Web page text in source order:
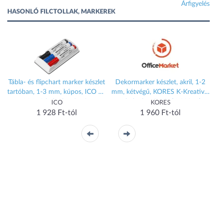
Árfigyelés
HASONLÓ FILCTOLLAK, MARKEREK
Tábla- és flipchart marker készlet
tartóban, 1-3 mm, kúpos, ICO 11
XXL, 3 különböző szín
+táblatörlő (TICPLSZ)
ICO
1 928 Ft-tól
Dekormarker készlet, akril, 1-2
mm, kétvégű, KORES K-Kreative,
6 különböző szín (IK23061)
KORES
1 960 Ft-tól